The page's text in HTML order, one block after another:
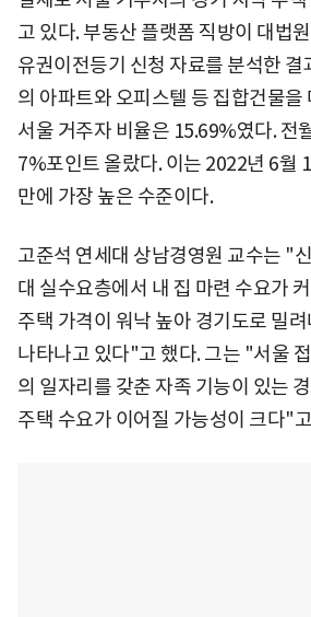
고 있다. 부동산 플랫폼 직방이 대법
유권이전등기 신청 자료를 분석한 결
의 아파트와 오피스텔 등 집합건물을
서울 거주자 비율은 15.69%였다. 전
7%포인트 올랐다. 이는 2022년 6월
만에 가장 높은 수준이다.
고준석 연세대 상남경영원 교수는 "
대 실수요층에서 내 집 마련 수요가
주택 가격이 워낙 높아 경기도로 밀려
나타나고 있다"고 했다. 그는 "서울
의 일자리를 갖춘 자족 기능이 있는
주택 수요가 이어질 가능성이 크다"